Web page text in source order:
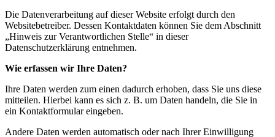
Die Datenverarbeitung auf dieser Website erfolgt durch den
Websitebetreiber. Dessen Kontaktdaten können Sie dem Abschnitt
„Hinweis zur Verantwortlichen Stelle“ in dieser
Datenschutzerklärung entnehmen.
Wie erfassen wir Ihre Daten?
Ihre Daten werden zum einen dadurch erhoben, dass Sie uns diese
mitteilen. Hierbei kann es sich z. B. um Daten handeln, die Sie in
ein Kontaktformular eingeben.
Andere Daten werden automatisch oder nach Ihrer Einwilligung